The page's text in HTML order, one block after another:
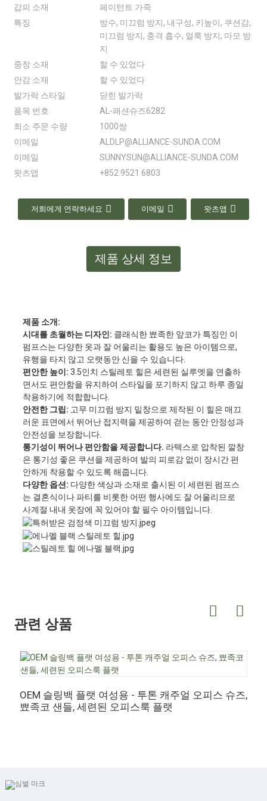
갑피 소재
페이턴트 가죽
특징
방수, 미끄럼 방지, 내구성, 키높이, 쿠션감,
미끄럼 방지, 충격 흡수, 얼룩 방지, 마모 방
지
중창 소재
할 수 있었다
안감 소재
할 수 있었다
발가락 스타일
닫힌 발가락
품목 번호
AL-패션슈즈6282
최소 주문 수량
1000쌍
이메일
ALDLP@ALLIANCE-SUNDA.COM
이메일
SUNNYSUN@ALLIANCE-SUNDA.COM
왓츠앱
+852 9521 6803
저희에게 연락하세요 이메일 왓츠앱
제품 상세 정보
제품 소개:
시대를 초월하는 디자인: 클래식한 뾰족한 앞코가 특징인 이
펌프스는 다양한 옷과 잘 어울리는 활용도 높은 아이템으로,
유행을 타지 않고 오랫동안 신을 수 있습니다.
편안한 높이: 3.5인치 스틸레토 힐은 세련된 실루엣을 연출하
면서도 편안함을 유지하여 스타일을 포기하지 않고 하루 종일
착용하기에 적합합니다.
안전한 그립: 고무 미끄럼 방지 밑창으로 제작된 이 힐은 매끄
러운 표면에서 뛰어난 접지력을 제공하여 걷는 동안 안정성과
안전성을 보장합니다.
통기성이 뛰어나 편안함을 제공합니다. 라텍스로 압착된 깔창
은 통기성 좋은 쿠션을 제공하여 발의 피로감 없이 장시간 편
안하게 착용할 수 있도록 해줍니다.
다양한 옵션: 다양한 색상과 소재로 출시된 이 세련된 펌프스
는 결혼식이나 파티를 비롯한 어떤 행사에도 잘 어울리므로
사계절 내내 옷장에 꼭 있어야 할 필수 아이템입니다.
관련 상품
OEM 슬링백 플랫 여성용 - 투톤 캐주얼 오피스 슈즈,
뾰족코 샌들, 세련된 오피스룩 플랫